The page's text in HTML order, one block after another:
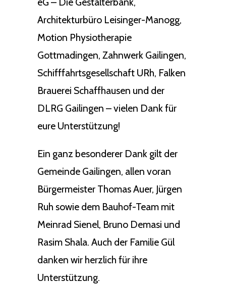
Architekturbüro Leisinger-Manogg,
Motion Physiotherapie
Gottmadingen, Zahnwerk Gailingen,
Schifffahrtsgesellschaft URh, Falken
Brauerei Schaffhausen und der
DLRG Gailingen – vielen Dank für
eure Unterstützung!
Ein ganz besonderer Dank gilt der
Gemeinde Gailingen, allen voran
Bürgermeister Thomas Auer, Jürgen
Ruh sowie dem Bauhof-Team mit
Meinrad Sienel, Bruno Demasi und
Rasim Shala. Auch der Familie Gül
danken wir herzlich für ihre
Unterstützung.